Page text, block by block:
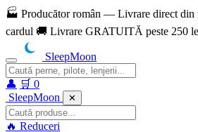
🏭 Producător român — Livrare direct
cardul 🚚 Livrare GRATUITĂ peste 250
SleepMoon
👤 🛒 0
SleepMoon
✕
🔥 Reduceri